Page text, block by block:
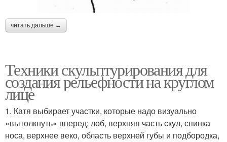
читать дальше →
Техники скульптурирования для
создания рельефности на круглом
лице
1. Катя выбирает участки, которые надо визуально
«вытолкнуть» вперед: лоб, верхняя часть скул, спинка
носа, верхнее веко, область верхней губы и подбородка,